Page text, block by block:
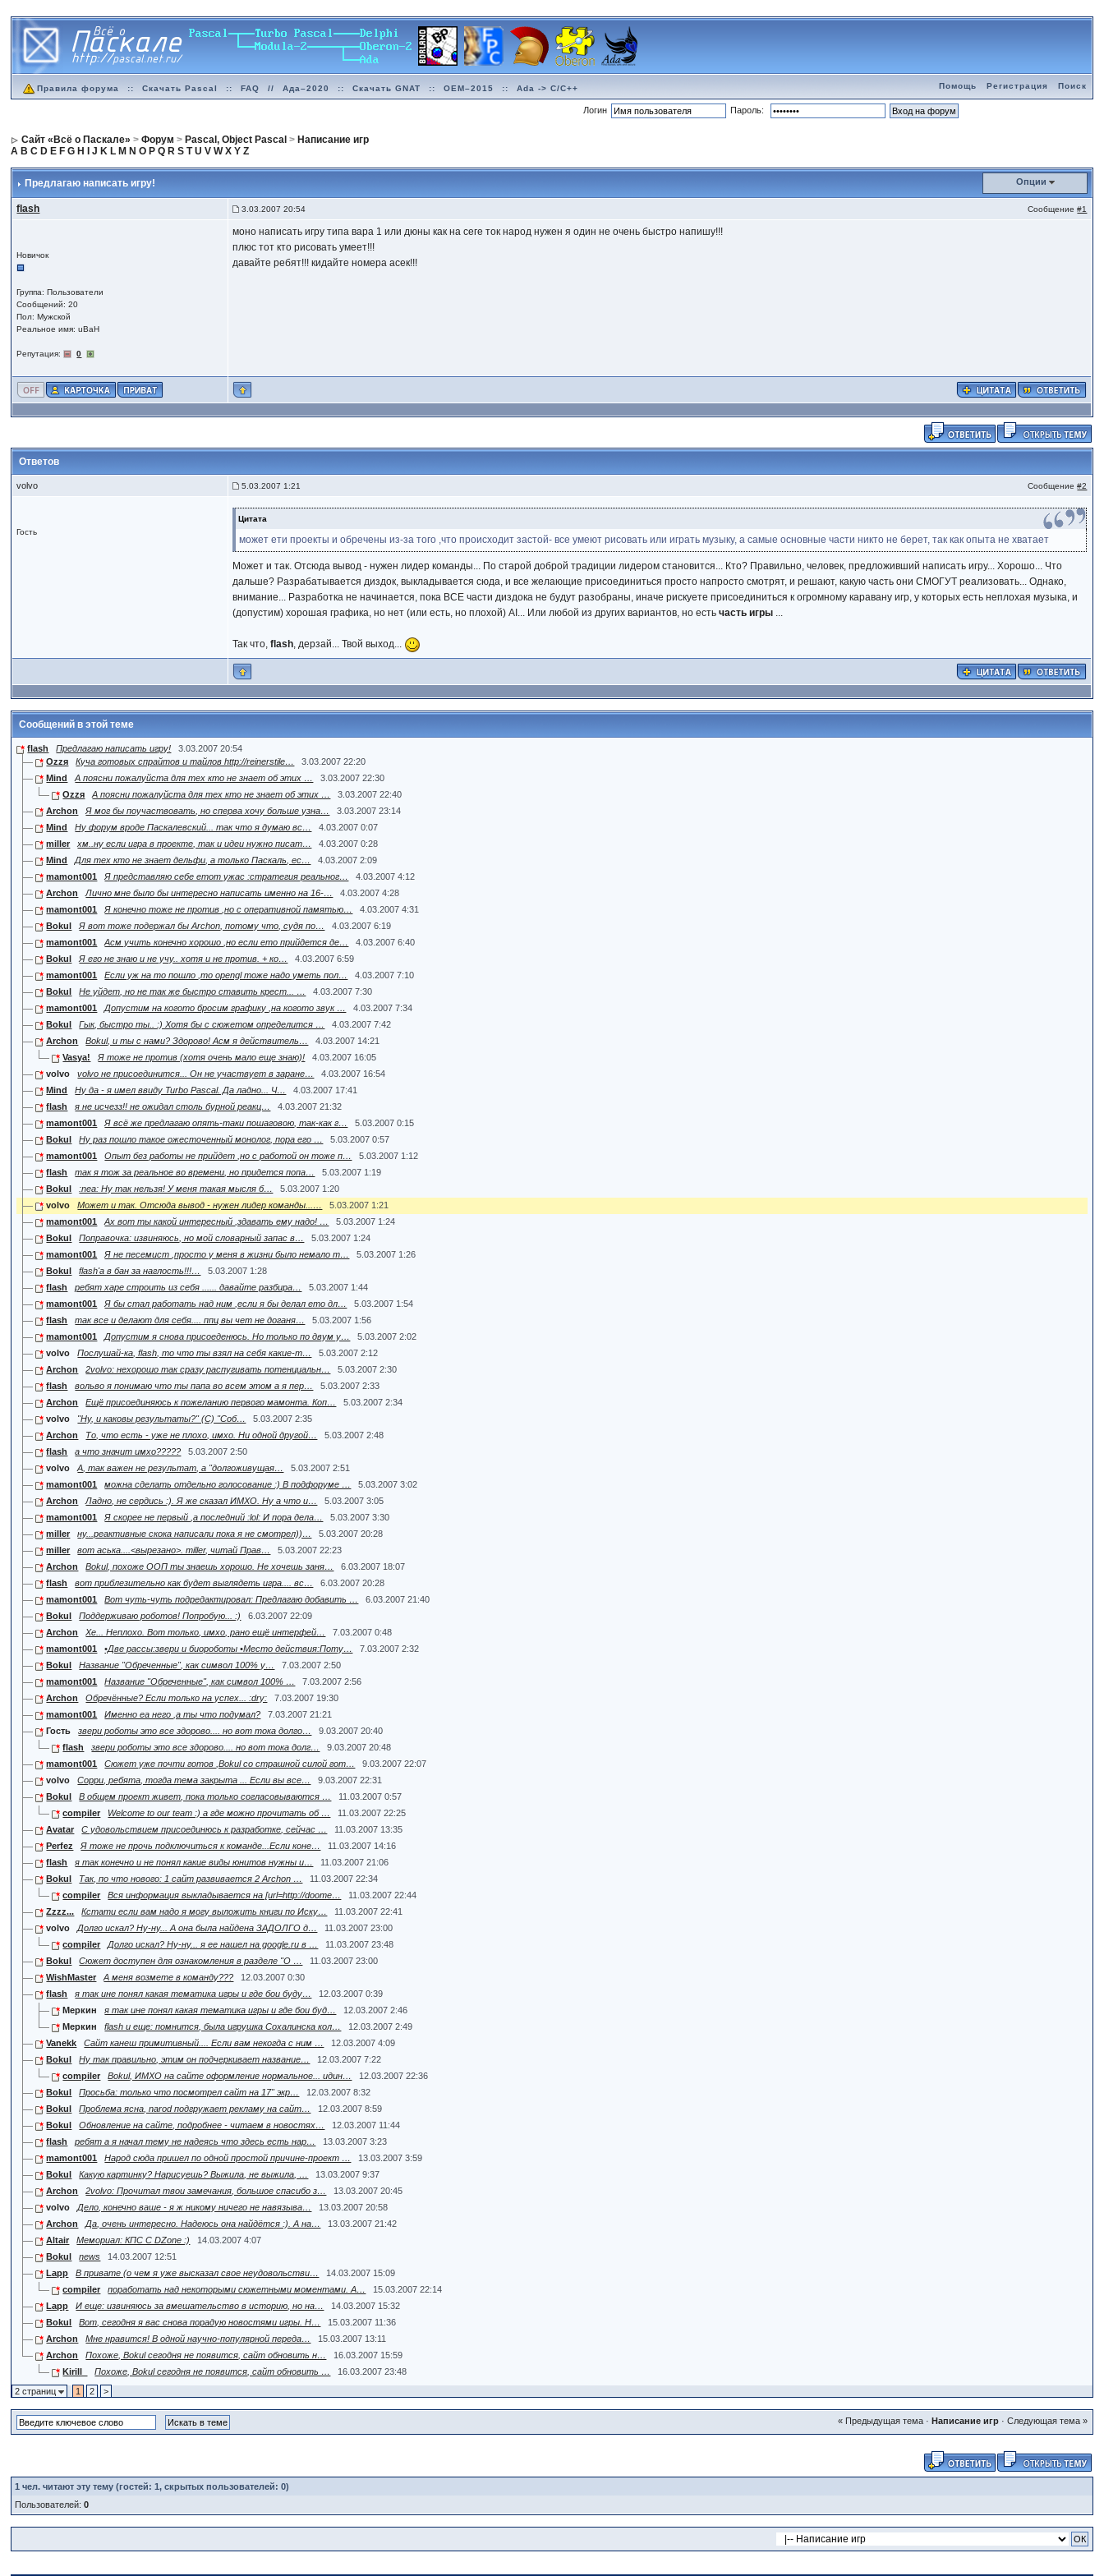
Правила форума :: Скачать Pascal :: FAQ // Ада–2020 :: Скачать GNAT :: OEM–2015 :: Ada -> C/C++ Помощь Регистрация Поиск
Логин Пароль:
Сайт «Всё о Паскале» >Форум > Pascal, Object Pascal > Написание игр
A B C D E F G H J K L M N O P Q R S T U V W X Y Z
Предлагаю написать игру! Опции
flash 3.03.2007 20:54 Сообщение#1
Новичок
Группа: Пользователи
Сообщений: 20
Пол: Мужской
Реальное имя: uBaH
Репутация: 0
моно написать игру типа вара 1 или дюны как на сеге ток народ нужен я один не очень быстро напишу!!!
плюс тот кто рисовать умеет!!!
давайте ребят!!! кидайте номера асек!!!
Ответов
volvo 5.03.2007 1:21 Сообщение#2
Гость
Цитата
может ети проекты и обречены из-за того ,что происходит застой- все умеют рисовать или играть музыку, а самые основные части никто не берет, так как опыта не хватает
Может и так. Отсюда вывод - нужен лидер команды... По старой доброй традиции лидером становится... Кто? Правильно, человек, предложивший написать игру... Хорошо... Что
дальше? Разрабатывается диздок, выкладывается сюда, и все желающие присоединиться просто напросто смотрят, и решают, какую часть они СМОГУТ реализовать... Однако,
внимание... Разработка не начинается, пока ВСЕ части диздока не будут разобраны, иначе рискуете присоединиться к огромному каравану игр, у которых есть неплохая музыка, и
(допустим) хорошая графика, но нет (или есть, но плохой) AI... Или любой из других вариантов, но естьчасть игры ...
Так что,flash, дерзай... Твой выход...
Сообщений в этой теме
flash Предлагаю написать игру!
3.03.2007 20:54
Ozzя
Куча готовых спрайтов и тайлов http://reinerstile…
3.03.2007 22:20
Mind
А поясни пожалуйста для тех кто не знает об этих …
3.03.2007 22:30
Ozzя
А поясни пожалуйста для тех кто не знает об этих …
3.03.2007 22:40
Archon
Я мог бы поучаствовать, но сперва хочу больше узна…
3.03.2007 23:14
Mind
Ну форум вроде Паскалевский... так что я думаю вс…
4.03.2007 0:07
miller
хм..ну если игра в проекте, так и идеи нужно писат…
4.03.2007 0:28
Mind
Для тех кто не знает дельфи, а только Паскаль, ес…
4.03.2007 2:09
mamont001
Я представляю себе етот ужас :стратегия реальног…
4.03.2007 4:12
Archon
Лично мне было бы интересно написать именно на 16-…
4.03.2007 4:28
mamont001
Я конечно тоже не против ,но с оперативной памятью…
4.03.2007 4:31
Bokul
Я вот тоже подержал бы Archon, потому что, судя по…
4.03.2007 6:19
mamont001
Асм учить конечно хорошо ,но если ето прийдется де…
4.03.2007 6:40
Bokul
Я его не знаю и не учу.. хотя и не против. + ко…
4.03.2007 6:59
mamont001
Если уж на то пошло ,то opengl тоже надо уметь пол…
4.03.2007 7:10
Bokul
Не уйдет, но не так же быстро ставить крест... …
4.03.2007 7:30
mamont001
Допустим на когото бросим графику ,на когото звук …
4.03.2007 7:34
Bokul
Гык, быстро ты.. :) Хотя бы с сюжетом определится …
4.03.2007 7:42
Archon
Bokul, и ты с нами? Здорово! Асм я действитель…
4.03.2007 14:21
Vasya!
Я тоже не против (хотя очень мало еще знаю)!
4.03.2007 16:05
volvo
volvo не присоединится... Он не участвует в заране…
4.03.2007 16:54
Mind
Ну да - я имел ввиду Turbo Pascal. Да ладно... Ч…
4.03.2007 17:41
flash
я не исчезз!! не ожидал столь бурной реакц…
4.03.2007 21:32
mamont001
Я всё же предлагаю опять-таки пошаговою, так-как г…
5.03.2007 0:15
Bokul
Ну раз пошло такое ожесточенный монолог, пора его …
5.03.2007 0:57
mamont001
Опыт без работы не прийдет ,но с работой он тоже п…
5.03.2007 1:12
flash
так я тож за реальное во времени, но придется попа…
5.03.2007 1:19
Bokul
:nea: Ну так нельзя! У меня такая мысля б…
5.03.2007 1:20
volvo
Может и так. Отсюда вывод - нужен лидер команды...…
5.03.2007 1:21
mamont001
Ах вот ты какой интересный ,здавать ему надо! …
5.03.2007 1:24
Bokul
Поправочка: извиняюсь, но мой словарный запас в…
5.03.2007 1:24
mamont001
Я не песемист ,просто у меня в жизни было немало т…
5.03.2007 1:26
Bokul
flash'а в бан за наглость!!!…
5.03.2007 1:28
flash
ребят харе строить из себя ...... давайте разбира…
5.03.2007 1:44
mamont001
Я бы стал работать над ним ,если я бы делал ето дл…
5.03.2007 1:54
flash
так все и делают для себя.... ппц вы чет не доганя…
5.03.2007 1:56
mamont001
Допустим я снова присоеденюсь. Но только по двум у…
5.03.2007 2:02
volvo
Послушай-ка, flash, то что ты взял на себя какие-т…
5.03.2007 2:12
Archon
2volvo: нехорошо так сразу распугивать потенциальн…
5.03.2007 2:30
flash
вольво я понимаю что ты папа во всем этом а я пер…
5.03.2007 2:33
Archon
Ещё присоединяюсь к пожеланию первого мамонта. Коп…
5.03.2007 2:34
volvo
"Ну, и каковы результаты?" (С) "Соб…
5.03.2007 2:35
Archon
То, что есть - уже не плохо, имхо. Ни одной другой…
5.03.2007 2:48
flash
а что значит имхо?????
5.03.2007 2:50
volvo
А, так важен не результат, а "долгоживущая…
5.03.2007 2:51
mamont001
можна сделать отдельно голосование :) В подфоруме …
5.03.2007 3:02
Archon
Ладно, не сердись :). Я же сказал ИМХО. Ну а что и…
5.03.2007 3:05
mamont001
Я скорее не первый ,а последний :lol: И пора дела…
5.03.2007 3:30
miller
ну...реактивные скока написали пока я не смотрел))…
5.03.2007 20:28
miller
вот аська....<вырезано>. miller, читай Прав…
5.03.2007 22:23
Archon
Bokul, похоже ООП ты знаешь хорошо. Не хочешь заня…
6.03.2007 18:07
flash
вот приблезительно как будет выглядеть игра.... вс…
6.03.2007 20:28
mamont001
Вот чуть-чуть подредактировал: Предлагаю добавить …
6.03.2007 21:40
Bokul
Поддерживаю роботов! Попробую... :)
6.03.2007 22:09
Archon
Хе... Неплохо. Вот только, имхо, рано ещё интерфей…
7.03.2007 0:48
mamont001
•Две рассы:звери и биороботы •Место действия:Поту…
7.03.2007 2:32
Bokul
Название "Обреченные", как символ 100% у…
7.03.2007 2:50
mamont001
Название "Обреченные", как символ 100% …
7.03.2007 2:56
Archon
Обречённые? Если только на успех... :dry:
7.03.2007 19:30
mamont001
Именно еа него ,а ты что подумал?
7.03.2007 21:21
Гость
звери роботы это все здорово.... но вот тока долго…
9.03.2007 20:40
flash
звери роботы это все здорово.... но вот тока долг…
9.03.2007 20:48
mamont001
Сюжет уже почти готов ,Bokul со страшной силой гот…
9.03.2007 22:07
volvo
Сорри, ребята, тогда тема закрыта ... Если вы все…
9.03.2007 22:31
Bokul
В общем проект живет, пока только согласовываются …
11.03.2007 0:57
compiler
Welcome to our team :) а где можно прочитать об …
11.03.2007 22:25
Avatar
C удовольствием присоединюсь к разработке, сейчас …
11.03.2007 13:35
Perfez
Я тоже не прочь подключиться к команде...Если коне…
11.03.2007 14:16
flash
я так конечно и не понял какие виды юнитов нужны и…
11.03.2007 21:06
Bokul
Так, по что нового: 1 сайт развивается 2 Archon …
11.03.2007 22:34
compiler
Вся информация выкладывается на [url=http://doome…
11.03.2007 22:44
Zzzz...
Кстати если вам надо я могу выложить книги по Иску…
11.03.2007 22:41
volvo
Долго искал? Ну-ну... А она была найдена ЗАДОЛГО д…
11.03.2007 23:00
compiler
Долго искал? Ну-ну... я ее нашел на google.ru в …
11.03.2007 23:48
Bokul
Сюжет доступен для ознакомления в разделе "О …
11.03.2007 23:00
WishMaster
А меня возмете в команду???
12.03.2007 0:30
flash
я так ине понял какая тематика игры и где бои буду…
12.03.2007 0:39
Меркин
я так ине понял какая тематика игры и где бои буд…
12.03.2007 2:46
Меркин
flash и еще: помнится, была игрушка Сохалинска кол…
12.03.2007 2:49
Vanekk
Сайт канеш примитивный.... Если вам некогда с ним …
12.03.2007 4:09
Bokul
Ну так правильно, этим он подчеркивает название…
12.03.2007 7:22
compiler
Bokul, ИМХО на сайте оформление нормальное... идин…
12.03.2007 22:36
Bokul
Просьба: только что посмотрел сайт на 17" экр…
12.03.2007 8:32
Bokul
Проблема ясна, narod подгружает рекламу на сайт…
12.03.2007 8:59
Bokul
Обновление на сайте, подробнее - читаем в новостях…
12.03.2007 11:44
flash
ребят а я начал тему не надеясь что здесь есть нар…
13.03.2007 3:23
mamont001
Народ сюда пришел по одной простой причине-проект …
13.03.2007 3:59
Bokul
Какую картинку? Нарисуешь? Выжила, не выжила, …
13.03.2007 9:37
Archon
2volvo: Прочитал твои замечания, большое спасибо з…
13.03.2007 20:45
volvo
Дело, конечно ваше - я ж никому ничего не навязыва…
13.03.2007 20:58
Archon
Да, очень интересно. Надеюсь она найдётся :). А на…
13.03.2007 21:42
Altair
Мемориал: КПС С DZone :)
14.03.2007 4:07
Bokul
news
14.03.2007 12:51
Lapp
В привате (о чем я уже высказал свое неудовольстви…
14.03.2007 15:09
compiler
поработать над некоторыми сюжетными моментами. А…
15.03.2007 22:14
Lapp
И еще: извиняюсь за вмешательство в историю, но на…
14.03.2007 15:32
Bokul
Вот, сегодня я вас снова порадую новостями игры. Н…
15.03.2007 11:36
Archon
Мне нравится! В одной научно-популярной переда…
15.03.2007 13:11
Archon
Похоже, Bokul сегодня не появится, сайт обновить н…
16.03.2007 15:59
Kirill_
Похоже, Bokul сегодня не появится, сайт обновить … 16.03.2007 23:48
2 страниц 1 2 >
« Предыдущая тема· Написание игр· Следующая тема »
1 чел. читают эту тему (гостей: 1, скрытых пользователей: 0)
Пользователей:0